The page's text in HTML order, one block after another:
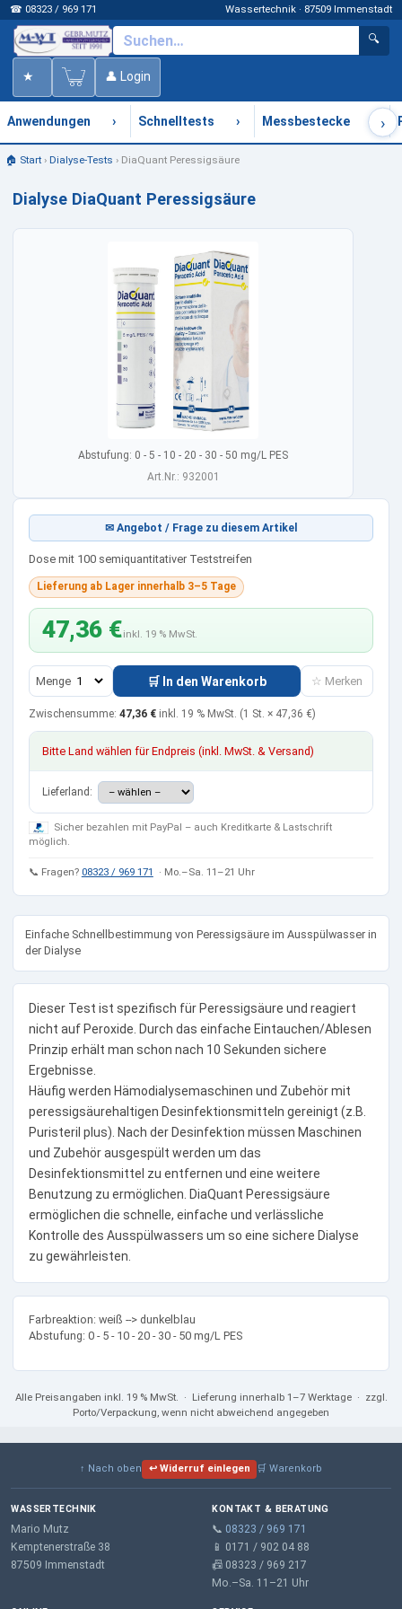
☎ 08323 / 969 171 Wassertechnik · 87509 Immenstadt
🔍
★ 👤 Login
Anwendungen › Schnelltests › Messbestecke ›
🏠 Start› Dialyse-Tests › DiaQuant Peressigsäure
Dialyse DiaQuant Peressigsäure
Abstufung: 0 - 5 - 10 - 20 - 30 - 50 mg/L PES
Art.Nr.: 932001
✉ Angebot / Frage zu diesem Artikel
Dose mit 100 semiquantitativer Teststreifen
Lieferung ab Lager innerhalb 3–5 Tage
47,36 €inkl. 19 % MwSt.
Menge 🛒 In den Warenkorb ☆ Merken
Zwischensumme: 47,36 € inkl. 19 % MwSt. (1 St. × 47,36 €)
Bitte Land wählen für Endpreis (inkl. MwSt. & Versand)
Lieferland:
Sicher bezahlen mit PayPal – auch Kreditkarte & Lastschrift
möglich.
📞 Fragen? 08323 / 969 171 · Mo.–Sa. 11–21 Uhr
Einfache Schnellbestimmung von Peressigsäure im Ausspülwasser in
der Dialyse
Dieser Test ist spezifisch für Peressigsäure und reagiert
nicht auf Peroxide. Durch das einfache Eintauchen/Ablesen
Prinzip erhält man schon nach 10 Sekunden sichere
Ergebnisse.
Häufig werden Hämodialysemaschinen und Zubehör mit
peressigsäurehaltigen Desinfektionsmitteln gereinigt (z.B.
Puristeril plus). Nach der Desinfektion müssen Maschinen
und Zubehör ausgespült werden um das
Desinfektionsmittel zu entfernen und eine weitere
Benutzung zu ermöglichen. DiaQuant Peressigsäure
ermöglichen die schnelle, einfache und verlässliche
Kontrolle des Ausspülwassers um so eine sichere Dialyse
zu gewährleisten.
Farbreaktion: weiß --> dunkelblau
Abstufung: 0 - 5 - 10 - 20 - 30 - 50 mg/L PES
Alle Preisangaben inkl. 19 % MwSt. · Lieferung innerhalb 1–7 Werktage · zzgl.
Porto/Verpackung, wenn nicht abweichend angegeben
↑ Nach oben ↩ Widerruf einlegen 🛒 Warenkorb
WASSERTECHNIK
Mario Mutz
Kemptenerstraße 38
87509 Immenstadt
KONTAKT & BERATUNG
📞 08323 / 969 171
📱 0171 / 902 04 88
📠 08323 / 969 217
Mo.–Sa. 11–21 Uhr